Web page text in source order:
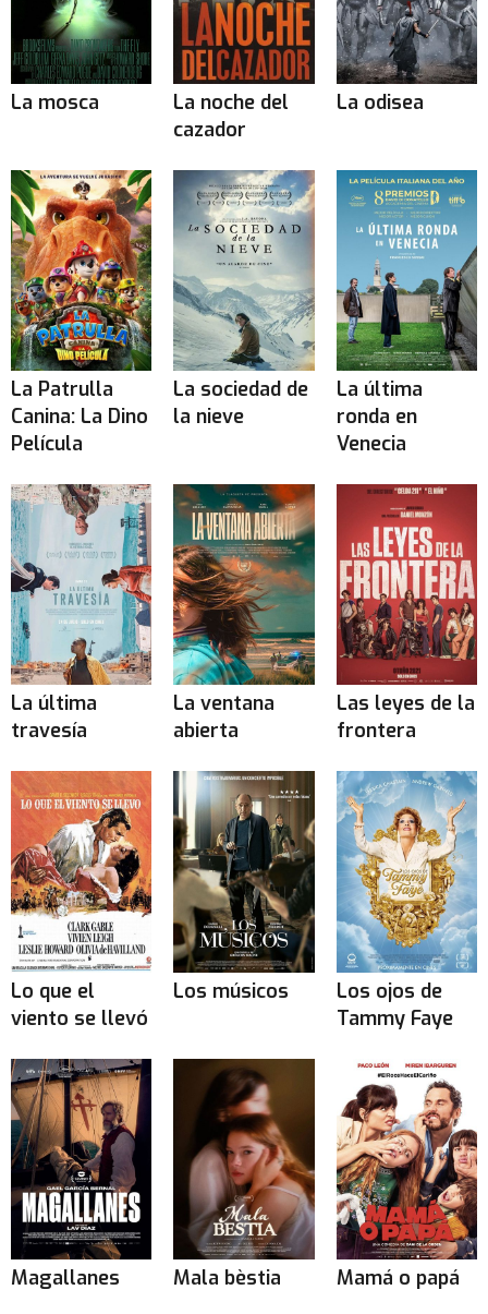
La mosca
La noche del
cazador
La odisea
La Patrulla
Canina: La Dino
Película
La sociedad de
la nieve
La última
ronda en
Venecia
La última
travesía
La ventana
abierta
Las leyes de la
frontera
Lo que el
viento se llevó
Los músicos
Los ojos de
Tammy Faye
Magallanes Mala bèstia Mamá o papá